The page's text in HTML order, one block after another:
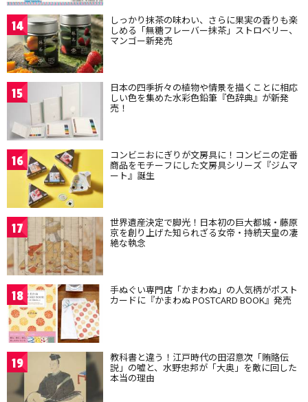
14 しっかり抹茶の味わい、さらに果実の香りも楽
しめる「無糖フレーバー抹茶」ストロベリー、
マンゴー新発売
15 日本の四季折々の植物や情景を描くことに相応
しい色を集めた水彩色鉛筆『色辞典』が新発
売！
16 コンビニおにぎりが文房具に！コンビニの定番
商品をモチーフにした文房具シリーズ『ジムマ
ート』誕生
17 世界遺産決定で脚光！日本初の巨大都城・藤原
京を創り上げた知られざる女帝・持統天皇の凄
絶な執念
18 手ぬぐい専門店「かまわぬ」の人気柄がポスト
カードに『かまわぬ POSTCARD BOOK』発売
19 教科書と違う！江戸時代の田沼意次「賄賂伝
説」の嘘と、水野忠邦が「大奥」を敵に回した
本当の理由